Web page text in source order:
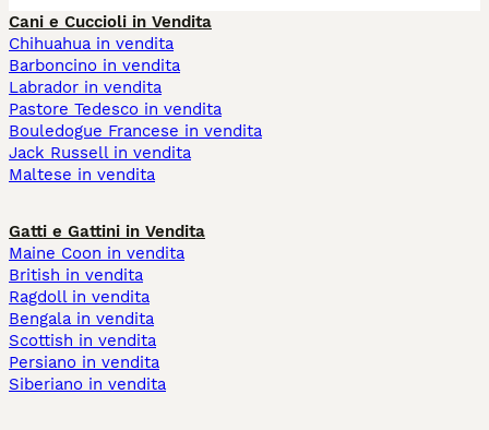
Cani e Cuccioli in Vendita
Chihuahua in vendita
Barboncino in vendita
Labrador in vendita
Pastore Tedesco in vendita
Bouledogue Francese in vendita
Jack Russell in vendita
Maltese in vendita
Gatti e Gattini in Vendita
Maine Coon in vendita
British in vendita
Ragdoll in vendita
Bengala in vendita
Scottish in vendita
Persiano in vendita
Siberiano in vendita